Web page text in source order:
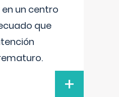
un centro
que
+